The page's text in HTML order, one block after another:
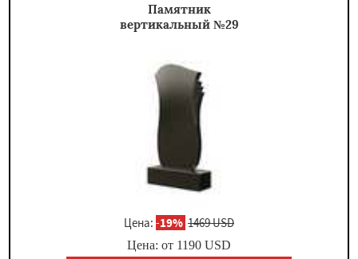
Памятник
вертикальный №29
Цена: -19% 1469 USD
Цена: от 1190 USD